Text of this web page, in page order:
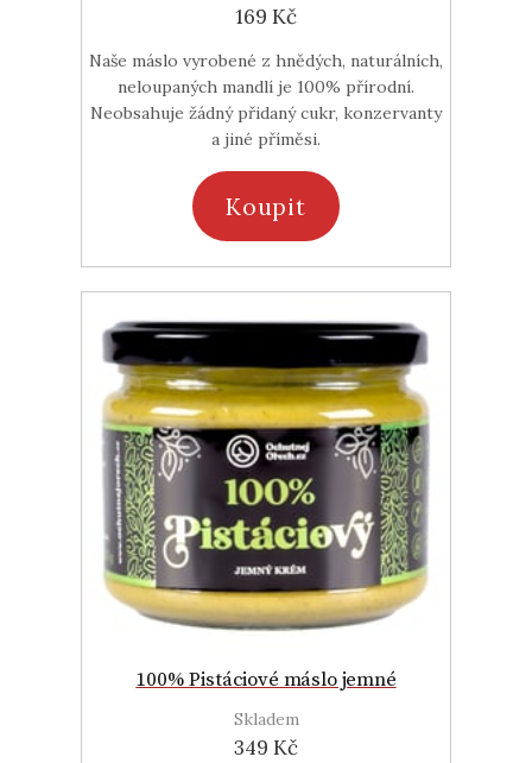
169 Kč
Naše máslo vyrobené z hnědých, naturálních,
neloupaných mandlí je 100% přírodní.
Neobsahuje žádný přidaný cukr, konzervanty
a jiné příměsi.
Koupit
100% Pistáciové máslo jemné
Skladem
349 Kč